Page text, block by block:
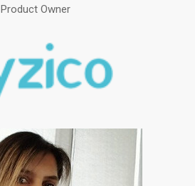
Product Owner